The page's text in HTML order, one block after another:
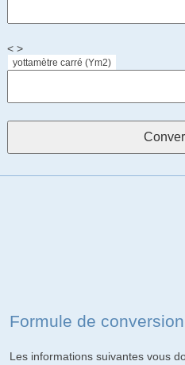
< >
yottamètre carré (Ym2)
Formule de
Les informations suivantes vous